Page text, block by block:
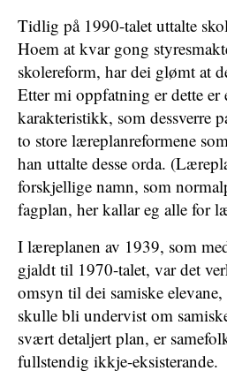
Tidlig på 1990-talet uttalte
Hoem at kvar gong
skolereform, har dei glømt at
Etter mi oppfatning er dette er
karakteristikk, som dessverre
to store læreplanreformene
han uttalte desse orda.
forskjellige namn, som
fagplan, her kallar eg alle for
I læreplanen av 1939, som
gjaldt til 1970-talet, var det
omsyn til dei samiske
skulle bli undervist om
svært detaljert plan, er
fullstendig ikkje-eksisterande.